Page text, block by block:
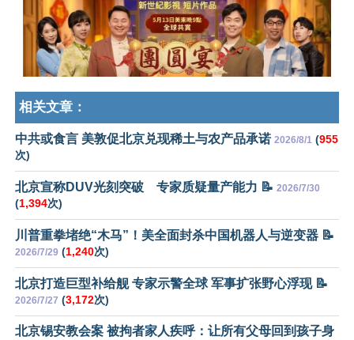
相关文章：
中共或食言 美敦促北京兑现稀土与农产品承诺 2026/8/1 (955
次)
北京宣称DUV光刻突破 专家质疑量产能力 📝 2026/7/30
(1,394次)
川普重拳堵绝“木马”！美全面封杀中国机器人与逆变器 📝
2026/7/29 (1,240次)
北京打造巨型补给舰 专家示警全球 军事扩张野心浮现 📝
2026/7/27 (3,172次)
北京锡安教会案 被拘者家人疾呼：让所有父母回到孩子身